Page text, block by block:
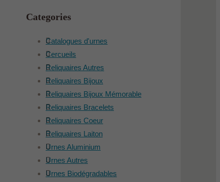
Categories
Catalogues d'urnes
Cercueils
Reliquaires Autres
Reliquaires Bijoux
Reliquaires Bijoux Mémorable
Reliquaires Bracelets
Reliquaires Coeur
Reliquaires Laiton
Urnes Aluminium
Urnes Autres
Urnes Biodégradables